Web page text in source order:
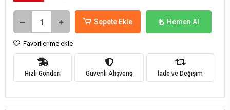
Sepete Ekle Hemen Al
Favorilerime ekle
Hızlı Gönderi Güvenli Alışveriş İade ve Değişim